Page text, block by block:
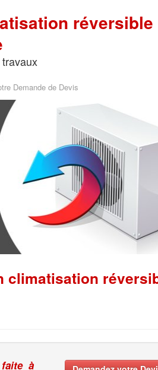
réversible
Demande de Devis
climatisation
à